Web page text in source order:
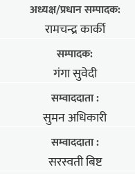
अध्यक्ष/प्रधान सम्पादक:
रामचन्द्र कार्की
सम्पादक:
गंगा सुवेदी
सम्वाददाता :
सुमन अधिकारी
सम्वाददाता :
सरस्वती बिष्ट